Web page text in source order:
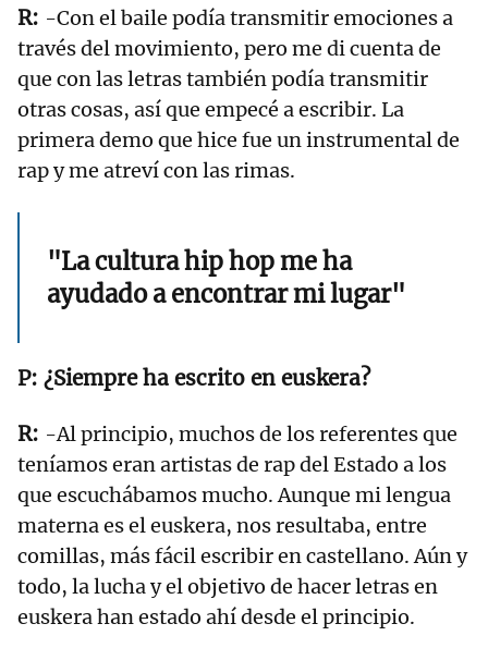
-Con el baile podía transmitir emociones a
través del movimiento, pero me di cuenta de
que con las letras también podía transmitir
otras cosas, así que empecé a escribir. La
primera demo que hice fue un instrumental de
rap y me atreví con las rimas.
"La cultura hip hop me ha
ayudado a encontrar mi lugar"
¿Siempre ha escrito en euskera?
-Al principio, muchos de los referentes que
teníamos eran artistas de rap del Estado a los
que escuchábamos mucho. Aunque mi lengua
materna es el euskera, nos resultaba, entre
comillas, más fácil escribir en castellano. Aún y
todo, la lucha y el objetivo de hacer letras en
euskera han estado ahí desde el principio.